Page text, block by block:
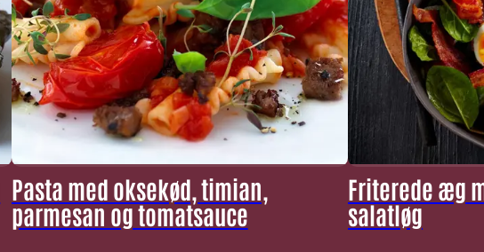
Pasta med oksekød, timian,
parmesan og tomatsauce
Friterede æg
salatløg